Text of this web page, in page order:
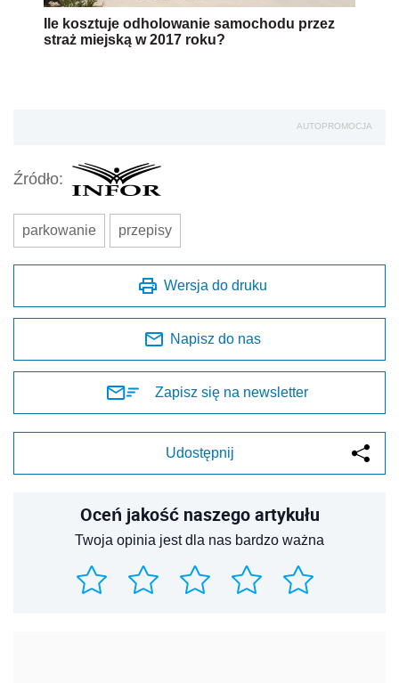
Ile kosztuje odholowanie samochodu przez
straż miejską w 2017 roku?
AUTOPROMOCJA
Źródło:
parkowanie przepisy
Wersja do druku
Napisz do nas
Zapisz się na newsletter
Udostępnij
Oceń jakość naszego artykułu
Twoja opinia jest dla nas bardzo ważna